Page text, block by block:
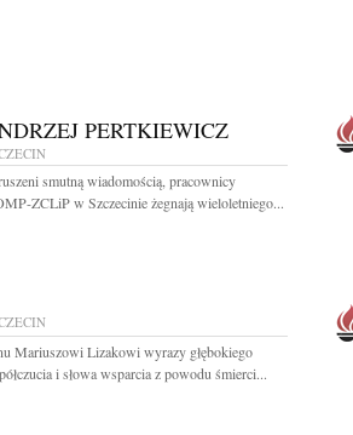
PERTKIEWICZ
smutną wiadomością, pracownicy
ZCLiP w Szczecinie żegnają wieloletniego...
Mariuszowi Lizakowi wyrazy głębokiego
i słowa wsparcia z powodu śmierci...